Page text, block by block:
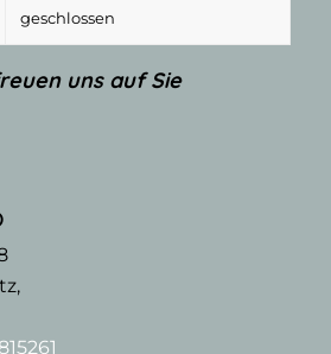
geschlossen
uns auf Sie